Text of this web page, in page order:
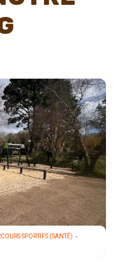
SPORTIFS (SANTÉ)